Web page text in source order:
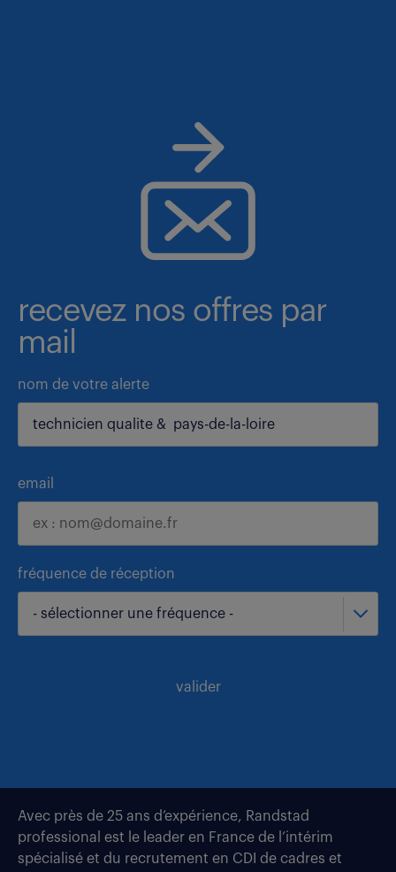
recevez nos offres par
mail
nom de votre alerte
email
fréquence de réception
- sélectionner une fréquence -
valider
Avec près de 25 ans d’expérience, Randstad
professional est le leader en France de l’intérim
spécialisé et du recrutement en CDI de cadres et